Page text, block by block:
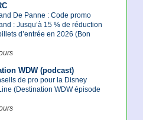
De Panne : Code promo
: Jusqu’à 15 % de réduction
d’entrée en 2026 (Bon
WDW (podcast)
de pro pour la Disney
(Destination WDW épisode